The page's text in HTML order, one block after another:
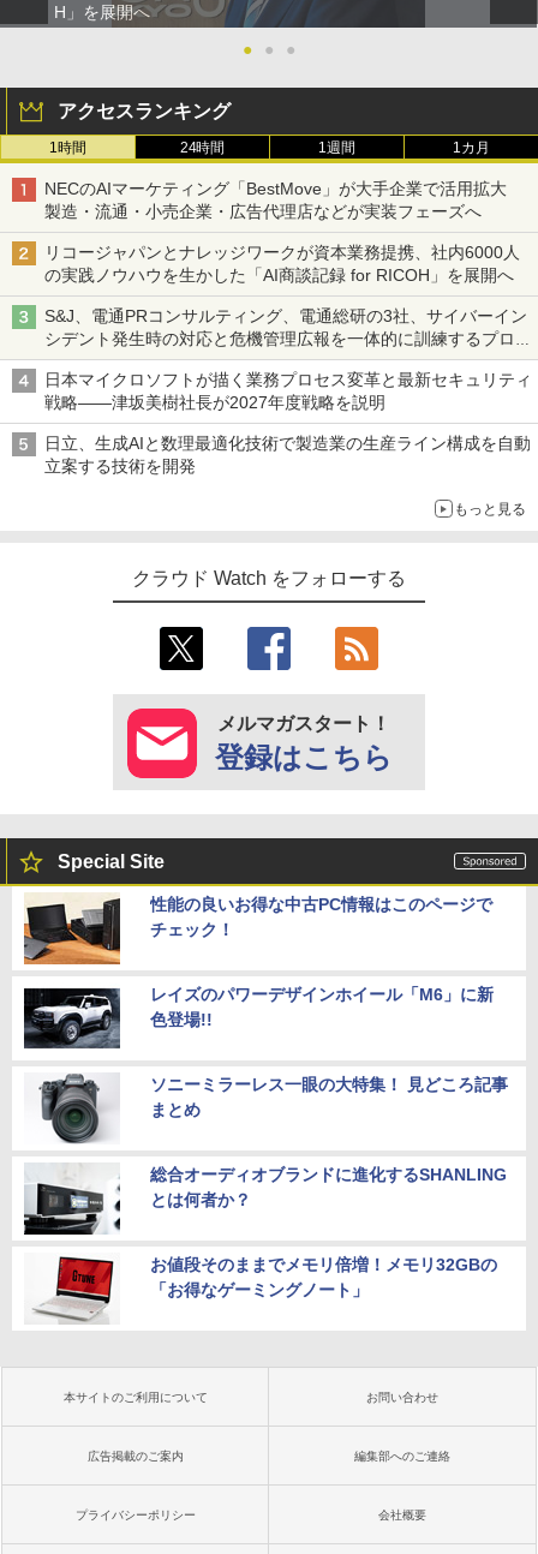
H」を展開へ
●
● ●
アクセスランキング
1時間 24時間 1週間 1カ月
NECのAIマーケティング「BestMove」が大手企業で活用拡大
製造・流通・小売企業・広告代理店などが実装フェーズへ
リコージャパンとナレッジワークが資本業務提携、社内6000人
の実践ノウハウを生かした「AI商談記録 for RICOH」を展開へ
S&J、電通PRコンサルティング、電通総研の3社、サイバーイン
シデント発生時の対応と危機管理広報を一体的に訓練するプログ
ラムを提供
日本マイクロソフトが描く業務プロセス変革と最新セキュリティ
戦略――津坂美樹社長が2027年度戦略を説明
日立、生成AIと数理最適化技術で製造業の生産ライン構成を自動
立案する技術を開発
もっと見る
クラウド Watch をフォローする
メルマガスタート！
登録はこちら
Special Site
性能の良いお得な中古PC情報はこのページで
チェック！
レイズのパワーデザインホイール「M6」に新
色登場!!
ソニーミラーレス一眼の大特集！ 見どころ記事
まとめ
総合オーディオブランドに進化するSHANLING
とは何者か？
お値段そのままでメモリ倍増！メモリ32GBの
「お得なゲーミングノート」
本サイトのご利用について お問い合わせ
広告掲載のご案内 編集部へのご連絡
プライバシーポリシー 会社概要